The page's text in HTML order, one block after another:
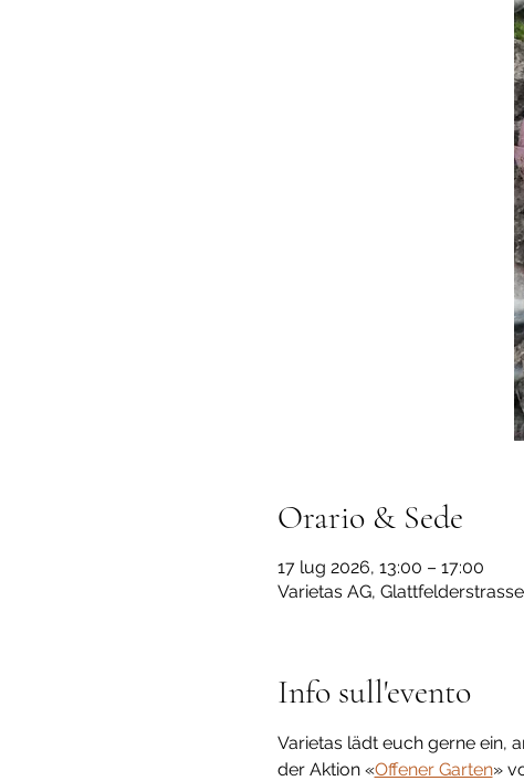
Orario & Sede
17 lug 2026, 13:00 – 17:00
Varietas AG,
Info sull'evento
Varietas lädt euch gerne ein,
der Aktion «Offener Garten»